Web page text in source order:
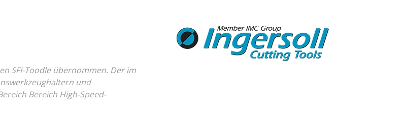
SFI-Toodle übernommen. Der im
und
Bereich High-Speed-